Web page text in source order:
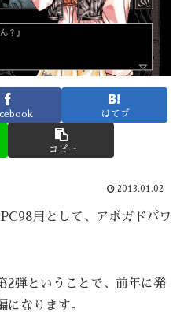
はてブ
コピー
2013.01.02
用として、アボガドパワ
2弾ということで、前年に発
なります。